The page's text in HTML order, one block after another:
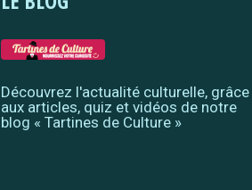
Découvrez l'actualité culturelle, grâce
aux articles, quiz et vidéos de notre
blog « Tartines de Culture »